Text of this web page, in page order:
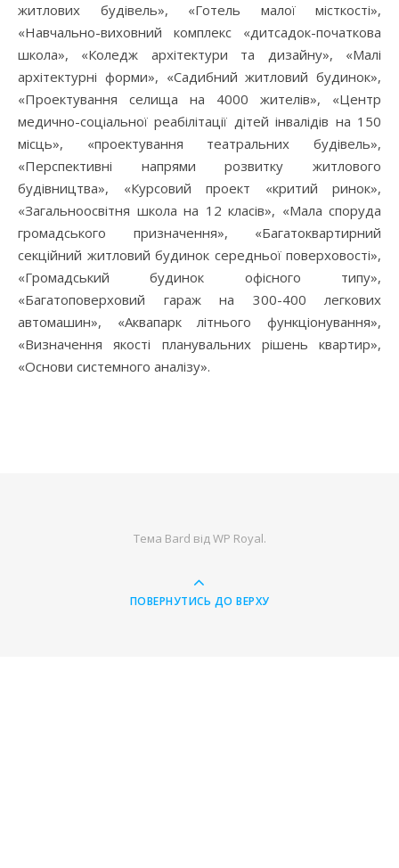
житлових будівель», «Готель малої місткості»,
«Навчально-виховний комплекс «дитсадок-початкова
школа», «Коледж архітектури та дизайну», «Малі
архітектурні форми», «Садибний житловий будинок»,
«Проектування селища на 4000 жителів», «Центр
медично-соціальної реабілітації дітей інвалідів на 150
місць», «проектування театральних будівель»,
«Перспективні напрями розвитку житлового
будівництва», «Курсовий проект «критий ринок»,
«Загальноосвітня школа на 12 класів», «Мала споруда
громадського призначення», «Багатоквартирний
секційний житловий будинок середньої поверховості»,
«Громадський будинок офісного типу»,
«Багатоповерховий гараж на 300-400 легкових
автомашин», «Аквапарк літнього функціонування»,
«Визначення якості планувальних рішень квартир»,
«Основи системного аналізу».
Тема Bard відWP Royal.
ПОВЕРНУТИСЬ ДО ВЕРХУ